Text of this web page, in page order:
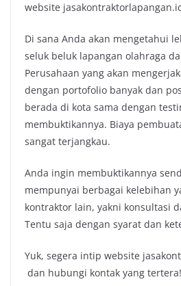
website
Di sana Anda akan mengetahui
seluk beluk lapangan olahraga
Perusahaan yang akan
dengan portofolio banyak dan
berada di kota sama dengan
membuktikannya. Biaya
sangat terjangkau.
Anda ingin membuktikannya
mempunyai berbagai kelebihan
kontraktor lain, yakni konsultasi
Tentu saja dengan syarat dan
Yuk, segera intip website
dan hubungi kontak yang